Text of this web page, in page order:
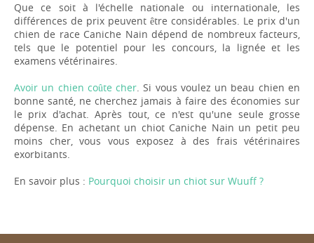
Que ce soit à l'échelle nationale ou internationale, les
différences de prix peuvent être considérables. Le prix d'un
chien de race Caniche Nain dépend de nombreux facteurs,
tels que le potentiel pour les concours, la lignée et les
examens vétérinaires.
Avoir un chien coûte cher. Si vous voulez un beau chien en
bonne santé, ne cherchez jamais à faire des économies sur
le prix d'achat. Après tout, ce n'est qu'une seule grosse
dépense. En achetant un chiot Caniche Nain un petit peu
moins cher, vous vous exposez à des frais vétérinaires
exorbitants.
En savoir plus : Pourquoi choisir un chiot sur Wuuff ?